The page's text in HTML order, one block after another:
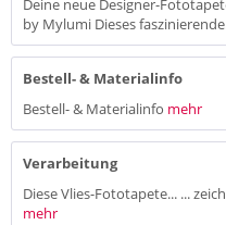
Deine neue Designer-
by Mylumi Dieses
Bestell- & Materialinfo
Bestell- & Materialinfo mehr
Verarbeitung
Diese Vlies-Fototapete... ...
mehr